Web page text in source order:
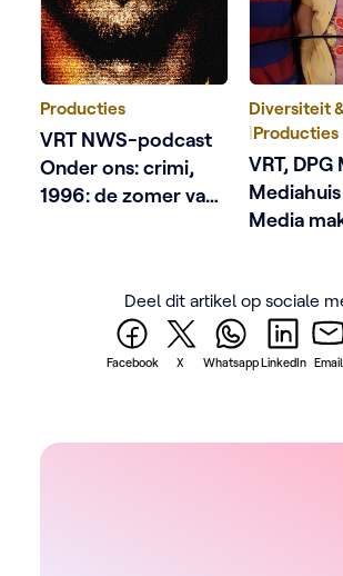
Producties
VRT NWS-podcast
Onder ons: crimi,
1996: de zomer van
Diversiteit
|Producties
VRT, DPG
Media
aanleiding
Antwerp
Deel dit artikel op sociale
Facebook X WhatsappLinkedIn Email